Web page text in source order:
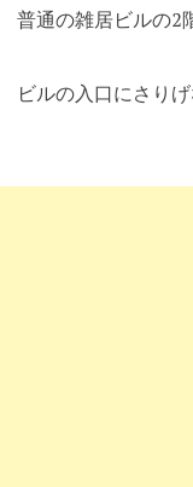
普通の雑居ビルの2
ビルの入口にさり